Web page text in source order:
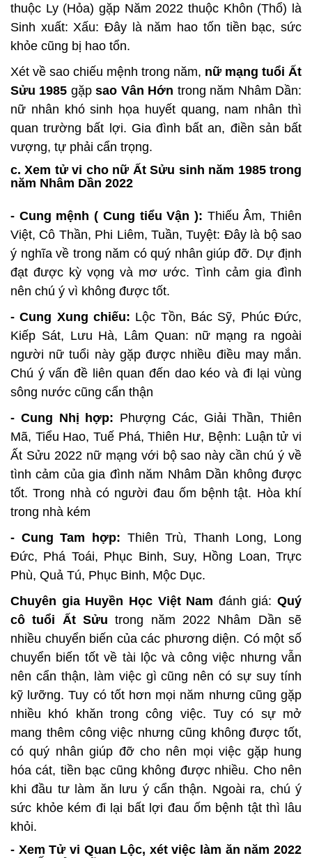
thuộc Ly (Hỏa) gặp Năm 2022 thuộc Khôn (Thổ) là
Sinh xuất: Xấu: Đây là năm hao tốn tiền bạc, sức
khỏe cũng bị hao tổn.
Xét về sao chiếu mệnh trong năm, nữ mạng tuổi Ất
Sửu 1985 gặpsao Vân Hớn trong năm Nhâm Dần:
nữ nhân khó sinh họa huyết quang, nam nhân thì
quan trường bất lợi. Gia đình bất an, điền sản bất
vượng, tự phải cẩn trọng.
c. Xem tử vi cho nữ Ất Sửu sinh năm 1985 trong
năm Nhâm Dần 2022
- Cung mệnh ( Cung tiểu Vận ): Thiếu Âm, Thiên
Việt, Cô Thần, Phi Liêm, Tuần, Tuyệt: Đây là bộ sao
ý nghĩa về trong năm có quý nhân giúp đỡ. Dự định
đạt được kỳ vọng và mơ ước. Tình cảm gia đình
nên chú ý vì không được tốt.
- Cung Xung chiếu: Lộc Tồn, Bác Sỹ, Phúc Đức,
Kiếp Sát, Lưu Hà, Lâm Quan: nữ mạng ra ngoài
người nữ tuổi này gặp được nhiều điều may mắn.
Chú ý vấn đề liên quan đến dao kéo và đi lại vùng
sông nước cũng cẩn thận
- Cung Nhị hợp: Phượng Các, Giải Thần, Thiên
Mã, Tiểu Hao, Tuế Phá, Thiên Hư, Bệnh: Luận tử vi
Ất Sửu 2022 nữ mạng với bộ sao này cần chú ý về
tình cảm của gia đình năm Nhâm Dần không được
tốt. Trong nhà có người đau ốm bệnh tật. Hòa khí
trong nhà kém
- Cung Tam hợp: Thiên Trù, Thanh Long, Long
Đức, Phá Toái, Phục Binh, Suy, Hồng Loan, Trực
Phù, Quả Tú, Phục Binh, Mộc Dục.
Chuyên gia Huyền Học Việt Nam đánh giá: Quý
cô tuổi Ất Sửutrong năm 2022 Nhâm Dần sẽ
nhiều chuyển biến của các phương diện. Có một số
chuyển biến tốt về tài lộc và công việc nhưng vẫn
nên cẩn thận, làm việc gì cũng nên có sự suy tính
kỹ lưỡng. Tuy có tốt hơn mọi năm nhưng cũng gặp
nhiều khó khăn trong công việc. Tuy có sự mở
mang thêm công việc nhưng cũng không được tốt,
có quý nhân giúp đỡ cho nên mọi việc gặp hung
hóa cát, tiền bạc cũng không được nhiều. Cho nên
khi đầu tư làm ăn lưu ý cẩn thận. Ngoài ra, chú ý
sức khỏe kém đi lại bất lợi đau ốm bệnh tật thì lâu
khỏi.
- Xem Tử vi Quan Lộc, xét việc làm ăn năm 2022